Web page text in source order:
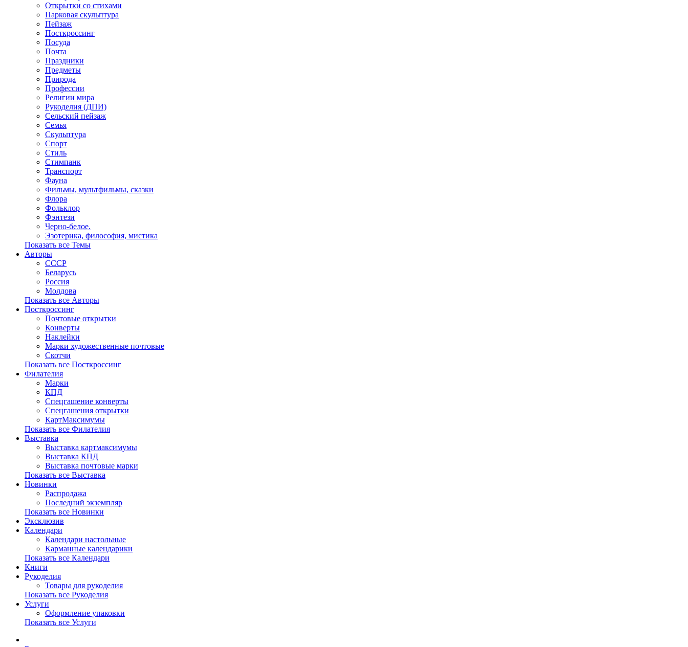
Открытки со стихами
Парковая скульптура
Пейзаж
Посткроссинг
Посуда
Почта
Праздники
Предметы
Природа
Профессии
Религии мира
Рукоделия (ДПИ)
Сельский пейзаж
Семья
Скульптура
Спорт
Стиль
Стимпанк
Транспорт
Фауна
Фильмы, мультфильмы, сказки
Флора
Фольклор
Фэнтези
Черно-белое.
Эзотерика, философия, мистика
Показать все Темы
Авторы
СССР
Беларусь
Россия
Молдова
Показать все Авторы
Посткроссинг
Почтовые открытки
Конверты
Наклейки
Марки художественные почтовые
Скотчи
Показать все Посткроссинг
Филателия
Марки
КПД
Спецгашение конверты
Спецгашения открытки
КартМаксимумы
Показать все Филателия
Выставка
Выставка картмаксимумы
Выставка КПД
Выставка почтовые марки
Показать все Выставка
Новинки
Распродажа
Последний экземпляр
Показать все Новинки
Эксклюзив
Календари
Календари настольные
Карманные календарики
Показать все Календари
Книги
Рукоделия
Товары для рукоделия
Показать все Рукоделия
Услуги
Оформление упаковки
Показать все Услуги